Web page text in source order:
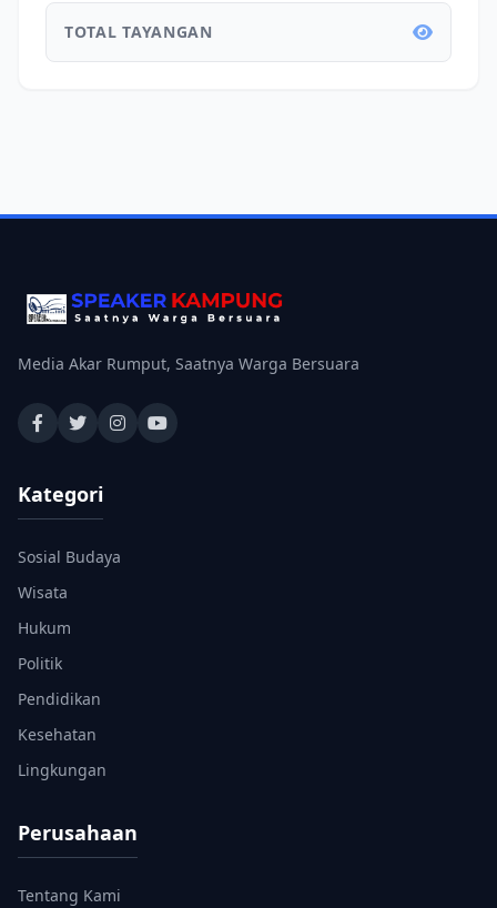
TOTAL TAYANGAN
Media Akar Rumput, Saatnya Warga Bersuara
Kategori
Sosial Budaya
Wisata
Hukum
Politik
Pendidikan
Kesehatan
Lingkungan
Perusahaan
Tentang Kami